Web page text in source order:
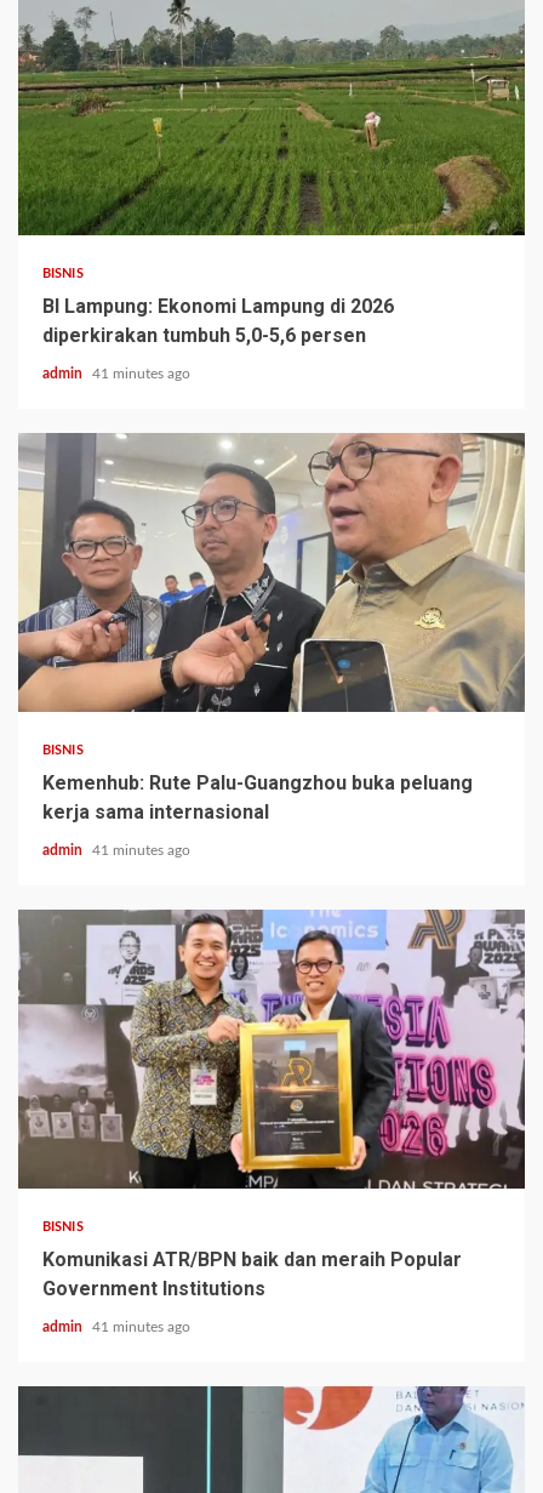
BISNIS
BI Lampung: Ekonomi Lampung di 2026
diperkirakan tumbuh 5,0-5,6 persen
admin 41 minutes ago
BISNIS
Kemenhub: Rute Palu-Guangzhou buka peluang
kerja sama internasional
admin 41 minutes ago
BISNIS
Komunikasi ATR/BPN baik dan meraih Popular
Government Institutions
admin 41 minutes ago